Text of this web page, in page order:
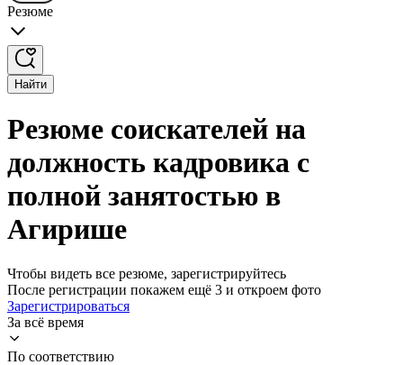
Резюме
Найти
Резюме соискателей на
должность кадровика с
полной занятостью в
Агирише
Чтобы видеть все резюме, зарегистрируйтесь
После регистрации покажем ещё 3 и откроем фото
Зарегистрироваться
За всё время
По соответствию